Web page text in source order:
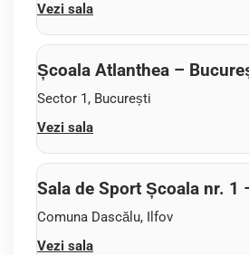
Vezi sala
Școala Atlanthea –
Sector 1, București
Vezi sala
Sala de Sport Școala nr. 1
Comuna Dascălu, Ilfov
Vezi sala